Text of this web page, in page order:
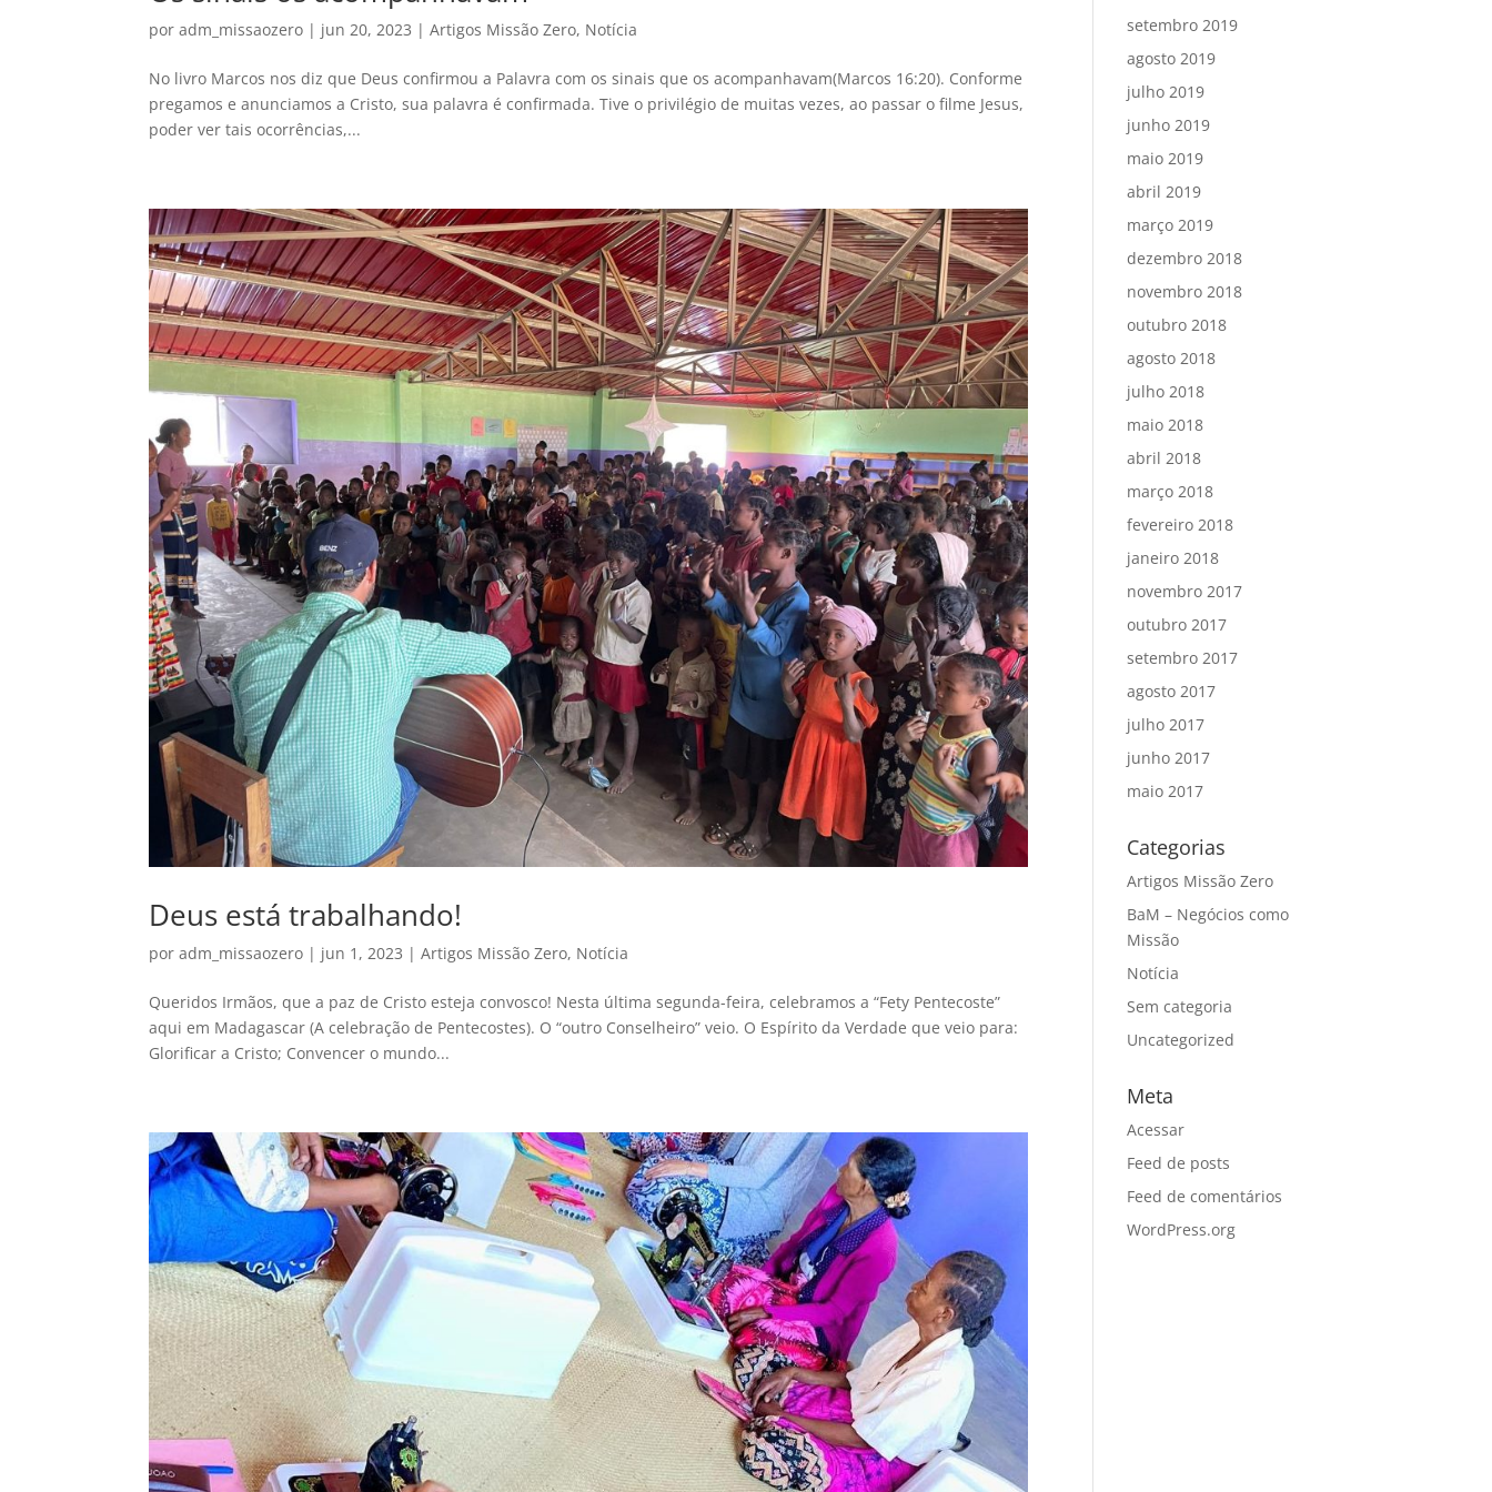
poradm_missaozero | jun 20, 2023 |Artigos Missão Zero, Notícia
No livro Marcos nos diz que Deus confirmou a Palavra com os sinais que os acompanhavam(Marcos 16:20). Conforme
pregamos e anunciamos a Cristo, sua palavra é confirmada. Tive o privilégio de muitas vezes, ao passar o filme Jesus,
poder ver tais ocorrências,...
Deus está trabalhando!
poradm_missaozero | jun 1, 2023 |Artigos Missão Zero, Notícia
Queridos Irmãos, que a paz de Cristo esteja convosco! Nesta última segunda-feira, celebramos a “Fety Pentecoste”
aqui em Madagascar (A celebração de Pentecostes). O “outro Conselheiro” veio. O Espírito da Verdade que veio para:
Glorificar a Cristo; Convencer o mundo...
setembro 2019
agosto 2019
julho 2019
junho 2019
maio 2019
abril 2019
março 2019
dezembro 2018
novembro 2018
outubro 2018
agosto 2018
julho 2018
maio 2018
abril 2018
março 2018
fevereiro 2018
janeiro 2018
novembro 2017
outubro 2017
setembro 2017
agosto 2017
julho 2017
junho 2017
maio 2017
Categorias
Artigos Missão Zero
BaM – Negócios como
Missão
Notícia
Sem categoria
Uncategorized
Meta
Acessar
Feed de posts
Feed de comentários
WordPress.org